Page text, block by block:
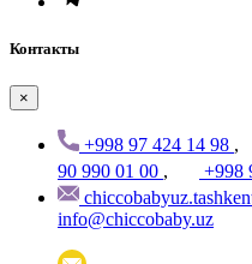
Контакты
×
+998 97 424 14 98 ,
90 990 01 00 ,
+998
info@chiccobaby.uz